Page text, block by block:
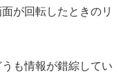
が回転したときのリ
も情報が錯綜してい